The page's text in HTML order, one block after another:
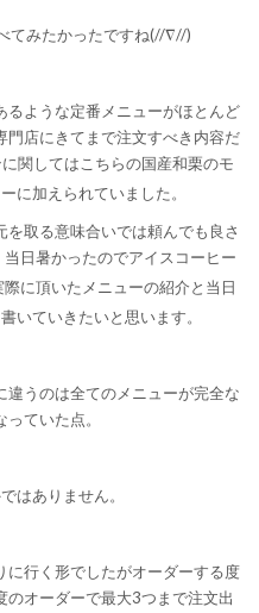
てみたかったですね(//∇//)
るような定番メニューがほとんど
門店にきてまで注文すべき内容だ
関してはこちらの国産和栗のモ
に加えられていました。
取る意味合いでは頼んでも良さ
日暑かったのでアイスコーヒー
に頂いたメニューの紹介と当日
いていきたいと思います。
違うのは全てのメニューが完全な
ていた点。
はありません。
に行く形でしたがオーダーする度
オーダーで最大3つまで注文出